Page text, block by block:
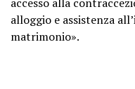
alloggio e assistenza
matrimonio».